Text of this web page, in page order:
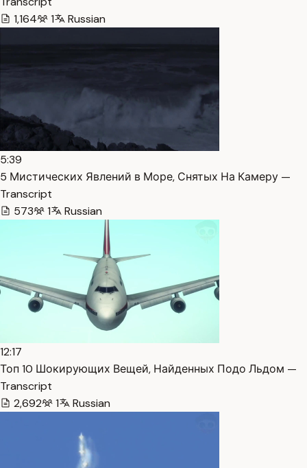
1,164
1 Russian
5:39
5 Мистических Явлений в Море, Снятых На Камеру —
Transcript
573
1 Russian
12:17
Топ 10 Шокирующих Вещей, Найденных Подо Льдом —
Transcript
2,692
1 Russian